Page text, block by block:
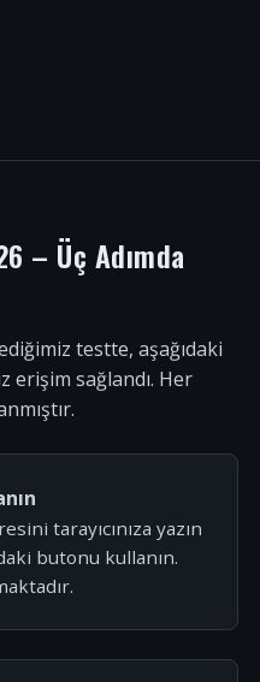
– Üç Adımda
testte, aşağıdaki
erişim sağlandı. Her
tarayıcınıza yazın
butonu kullanın.